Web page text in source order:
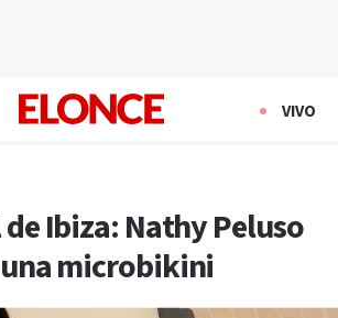
VIVO
de Ibiza: Nathy Peluso
microbikini